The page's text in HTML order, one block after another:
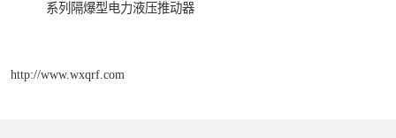
系列隔爆型电力液压推动器
http://www.wxqrf.com